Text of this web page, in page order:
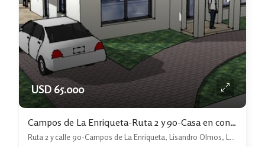
USD 65.000
Campos de La Enriqueta-Ruta 2 y 90-Casa en construcción
Ruta 2 y calle 90-Campos de La Enriqueta, Lisandro Olmos, La Plata